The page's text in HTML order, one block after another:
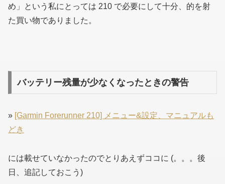
め」という私にとっては 210 で必要にして十分、的を射
た買い物でありました。
バッテリー残量が少なくなったときの警告
» [Garmin Forerunner 210] メニュー&設定、マニュアルも
どき
には載せていなかったのでとりあえずココに (。。。後
日、追記しておこう)